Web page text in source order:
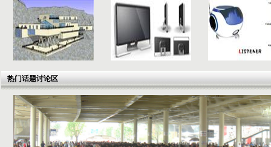
热门话题讨论区